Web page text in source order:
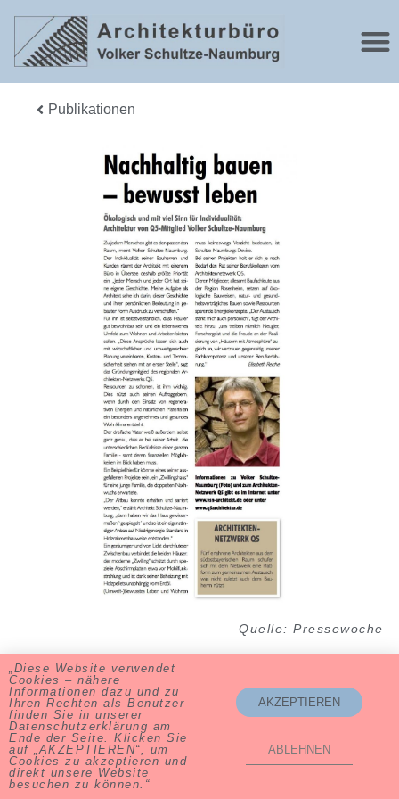
Publikationen
Quelle: Pressewoche
Publikationen
Volker Schultze-Naumburg ∙ 83236 Übersee ∙ Tel. 08642-59 88
„Diese Website verwendet
Cookies – nähere
Informationen dazu und zu
Ihren Rechten als Benutzer
finden Sie in unserer
Datenschutzerklärung am
Ende der Seite. Klicken Sie
auf „AKZEPTIEREN“, um
Cookies zu akzeptieren und
direkt unsere Website
besuchen zu können.“
AKZEPTIEREN
ABLEHNEN